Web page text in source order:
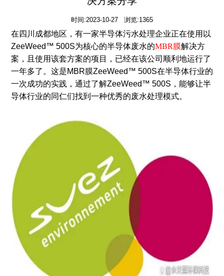
时间:2023-10-27 浏览:1365
在四川成都地区，有一家半导体污水处理企业正在使用以
ZeeWeed™ 500S为核心的半导体废水的MBR膜解决方
案，且使用该套方案的项目，已经在该公司顺利地运行了
一年多了。这是MBR膜ZeeWeed™ 500S在半导体行业的
一次成功的实践，通过了解ZeeWeed™ 500S，能够让半
导体行业的同仁们找到一种优秀的废水处理模式。